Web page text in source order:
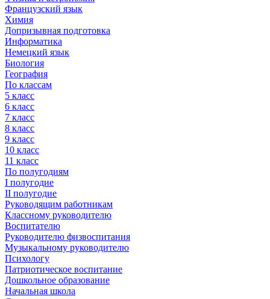
Французский язык
Химия
Допризывная подготовка
Информатика
Немецкий язык
Биология
География
По классам
5 класс
6 класс
7 класс
8 класс
9 класс
10 класс
11 класс
По полугодиям
I полугодие
II полугодие
Руководящим работникам
Классному руководителю
Воспитателю
Руководителю физвоспитания
Музыкальному руководителю
Психологу
Патриотическое воспитание
Дошкольное образование
Начальная школа